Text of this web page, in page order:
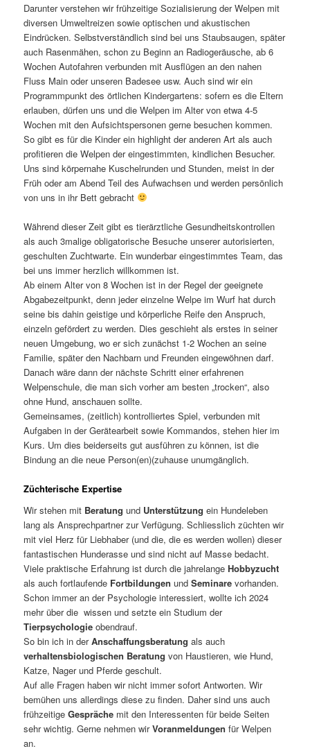
Darunter verstehen wir frühzeitige Sozialisierung der Welpen mit
diversen Umweltreizen sowie optischen und akustischen
Eindrücken. Selbstverständlich sind bei uns Staubsaugen, später
auch Rasenmähen, schon zu Beginn an Radiogeräusche, ab 6
Wochen Autofahren verbunden mit Ausflügen an den nahen
Fluss Main oder unseren Badesee usw. Auch sind wir ein
Programmpunkt des örtlichen Kindergartens: sofern es die Eltern
erlauben, dürfen uns und die Welpen im Alter von etwa 4-5
Wochen mit den Aufsichtspersonen gerne besuchen kommen.
So gibt es für die Kinder ein highlight der anderen Art als auch
profitieren die Welpen der eingestimmten, kindlichen Besucher.
Uns sind körpernahe Kuschelrunden und Stunden, meist in der
Früh oder am Abend Teil des Aufwachsen und werden persönlich
von uns in ihr Bett gebracht
Während dieser Zeit gibt es tierärztliche Gesundheitskontrollen
als auch 3malige obligatorische Besuche unserer autorisierten,
geschulten Zuchtwarte. Ein wunderbar eingestimmtes Team, das
bei uns immer herzlich willkommen ist.
Ab einem Alter von 8 Wochen ist in der Regel der geeignete
Abgabezeitpunkt, denn jeder einzelne Welpe im Wurf hat durch
seine bis dahin geistige und körperliche Reife den Anspruch,
einzeln gefördert zu werden. Dies geschieht als erstes in seiner
neuen Umgebung, wo er sich zunächst 1-2 Wochen an seine
Familie, später den Nachbarn und Freunden eingewöhnen darf.
Danach wäre dann der nächste Schritt einer erfahrenen
Welpenschule, die man sich vorher am besten „trocken“, also
ohne Hund, anschauen sollte.
Gemeinsames, (zeitlich) kontrolliertes Spiel, verbunden mit
Aufgaben in der Gerätearbeit sowie Kommandos, stehen hier im
Kurs. Um dies beiderseits gut ausführen zu können, ist die
Bindung an die neue Person(en)(zuhause unumgänglich.
Züchterische Expertise
Wir stehen mit Beratung und Unterstützung ein Hundeleben
lang als Ansprechpartner zur Verfügung. Schliesslich züchten wir
mit viel Herz für Liebhaber (und die, die es werden wollen) dieser
fantastischen Hunderasse und sind nicht auf Masse bedacht.
Viele praktische Erfahrung ist durch die jahrelangeHobbyzucht
als auch fortlaufende Fortbildungen undSeminare vorhanden.
Schon immer an der Psychologie interessiert, wollte ich 2024
mehr über die wissen und setzte ein Studium der
Tierpsychologie obendrauf.
So bin ich in derAnschaffungsberatungals auch
verhaltensbiologischen Beratungvon Haustieren, wie Hund,
Katze, Nager und Pferde geschult.
Auf alle Fragen haben wir nicht immer sofort Antworten. Wir
bemühen uns allerdings diese zu finden. Daher sind uns auch
frühzeitigeGespräche mit den Interessenten für beide Seiten
sehr wichtig. Gerne nehmen wirVoranmeldungen für Welpen
an.